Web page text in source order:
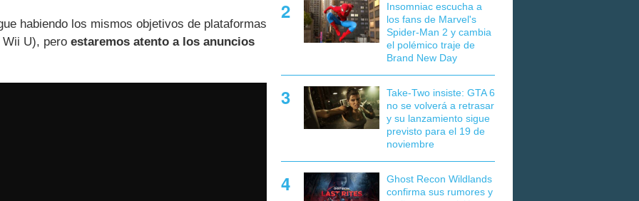
habiendo los mismos objetivos de plataformas
U), pero estaremos atento a los anuncios
Insomniac escucha a
los fans de Marvel's
Spider-Man 2 y cambia
el polémico traje de
Brand New Day
Take-Two insiste: GTA 6
no se volverá a retrasar
y su lanzamiento sigue
previsto para el 19 de
noviembre
Ghost Recon Wildlands
confirma sus rumores y